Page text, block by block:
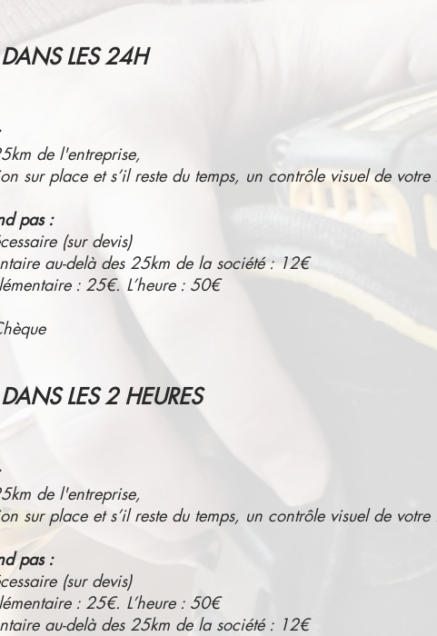
LES 24H
de l'entreprise,
sur place et s’il reste du temps, un contrôle visuel de
pas :
(sur devis)
au-delà des 25km de la société : 12€
: 25€. L’heure : 50€
LES 2 HEURES
de l'entreprise,
sur place et s’il reste du temps, un contrôle visuel de
pas :
(sur devis)
: 25€. L’heure : 50€
au-delà des 25km de la société : 12€